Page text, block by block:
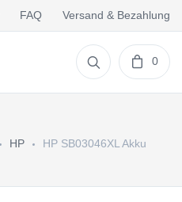
FAQ Versand & Bezahlung
0
HP HP SB03046XL Akku